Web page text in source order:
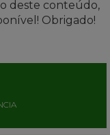
deste conteúdo,
Obrigado!